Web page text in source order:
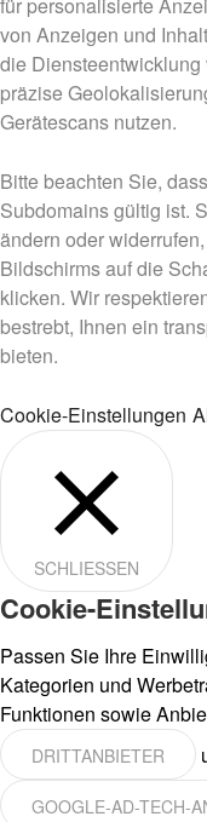
für personalisierte
von Anzeigen und
die
präzise
Gerätescans nutzen.
Bitte beachten Sie,
Subdomains gültig ist.
ändern oder
Bildschirms auf die
klicken. Wir
bestrebt, Ihnen ein
bieten.
Cookie-Einstellungen
SCHLIESSEN
Cookie-
Passen Sie Ihre
Kategorien und
Funktionen sowie
DRITTANBIETER
GOOGLE-AD-TECH-